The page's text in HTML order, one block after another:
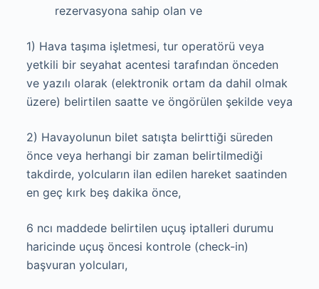
rezervasyona sahip olan ve
1) Hava taşıma işletmesi, tur operatörü veya
yetkili bir seyahat acentesi tarafından önceden
ve yazılı olarak (elektronik ortam da dahil olmak
üzere) belirtilen saatte ve öngörülen şekilde veya
2) Havayolunun bilet satışta belirttiği süreden
önce veya herhangi bir zaman belirtilmediği
takdirde, yolcuların ilan edilen hareket saatinden
en geç kırk beş dakika önce,
6 ncı maddede belirtilen uçuş iptalleri durumu
haricinde uçuş öncesi kontrole (check-in)
başvuran yolcuları,